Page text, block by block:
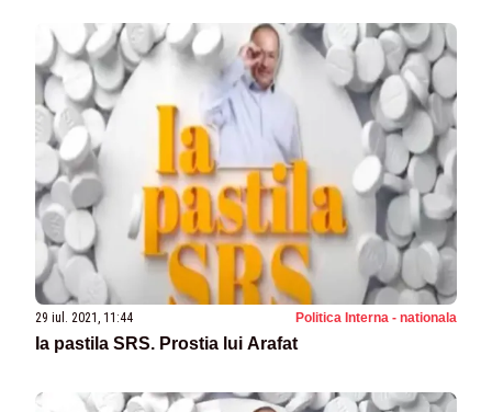
29 iul. 2021, 11:44 Politica Interna - nationala
Ia pastila SRS. Prostia lui Arafat